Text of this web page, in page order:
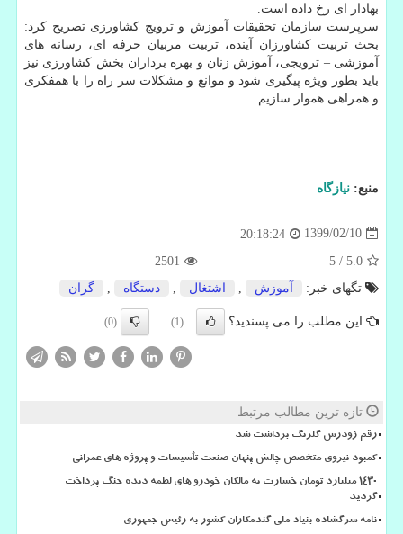
بهادار ای رخ داده است.
سرپرست سازمان تحقیقات آموزش و ترویج کشاورزی تصریح کرد:
بحث تربیت کشاورزان آینده، تربیت مربیان حرفه ای، رسانه های
آموزشی – ترویجی، آموزش زنان و بهره برداران بخش کشاورزی نیز
باید بطور ویژه پیگیری شود و موانع و مشکلات سر راه را با همفکری
و همراهی هموار سازیم.
منبع: نیازگاه
1399/02/10
20:18:24
5.0
/
5
2501
تگهای خبر:
آموزش اشتغال دستگاه گران
این مطلب را می پسندید؟ (1)
(0)
تازه ترین مطالب مرتبط
رقم زودرس گلرنگ برداشت شد
کمبود نیروی متخصص چالش پنهان صنعت تأسیسات و پروژه های عمرانی
۱۴۳۰ میلیارد تومان خسارت به مالکان خودرو های لطمه دیده جنگ پرداخت
گردید
نامه سرگشاده بنیاد ملی گندمکاران کشور به رئیس جمهوری